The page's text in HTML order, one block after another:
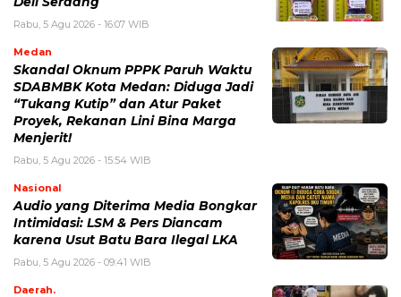
Rabu, 5 Agu 2026 - 16:07 WIB
Medan
Skandal Oknum PPPK Paruh Waktu
SDABMBK Kota Medan: Diduga Jadi
“Tukang Kutip” dan Atur Paket
Proyek, Rekanan Lini Bina Marga
Menjerit!
Rabu, 5 Agu 2026 - 15:54 WIB
Nasional
Audio yang Diterima Media Bongkar
Intimidasi: LSM & Pers Diancam
karena Usut Batu Bara Ilegal LKA
Rabu, 5 Agu 2026 - 09:41 WIB
Daerah.